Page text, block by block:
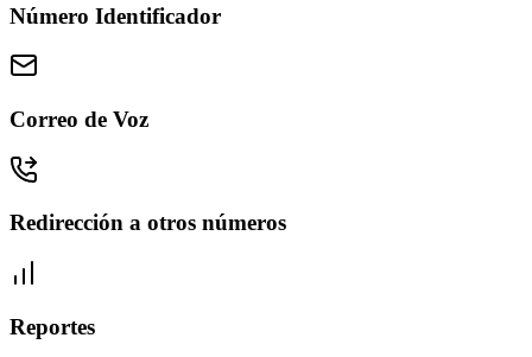
Número Identificador
Correo de Voz
Redirección a otros números
Reportes